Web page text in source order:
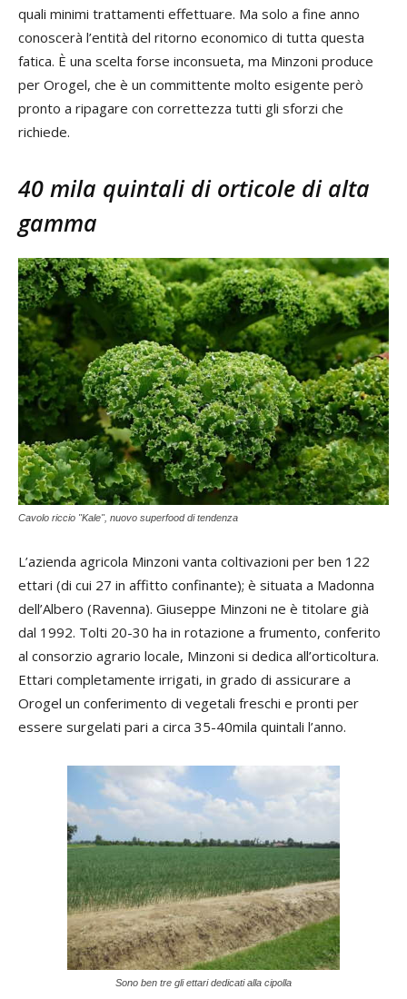
quali minimi trattamenti effettuare. Ma solo a fine anno
conoscerà l’entità del ritorno economico di tutta questa
fatica. È una scelta forse inconsueta, ma Minzoni produce
per Orogel, che è un committente molto esigente però
pronto a ripagare con correttezza tutti gli sforzi che
richiede.
40 mila quintali di orticole di alta
gamma
Cavolo riccio "Kale", nuovo superfood di tendenza
L’azienda agricola Minzoni vanta coltivazioni per ben 122
ettari (di cui 27 in affitto confinante); è situata a Madonna
dell’Albero (Ravenna). Giuseppe Minzoni ne è titolare già
dal 1992. Tolti 20-30 ha in rotazione a frumento, conferito
al consorzio agrario locale, Minzoni si dedica all’orticoltura.
Ettari completamente irrigati, in grado di assicurare a
Orogel un conferimento di vegetali freschi e pronti per
essere surgelati pari a circa 35-40mila quintali l’anno.
Sono ben tre gli ettari dedicati alla cipolla